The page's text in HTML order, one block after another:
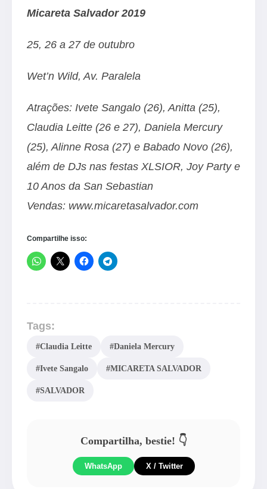
Micareta Salvador 2019
25, 26 a 27 de outubro
Wet’n Wild, Av. Paralela
Atrações: Ivete Sangalo (26), Anitta (25),
Claudia Leitte (26 e 27), Daniela Mercury
(25), Alinne Rosa (27) e Babado Novo (26),
além de DJs nas festas XLSIOR, Joy Party e
10 Anos da San Sebastian
Vendas: www.micaretasalvador.com
Compartilhe isso:
Tags:
#Claudia Leitte #Daniela Mercury
#Ivete Sangalo #MICARETA SALVADOR
#SALVADOR
Compartilha, bestie! 👇
WhatsApp X / Twitter